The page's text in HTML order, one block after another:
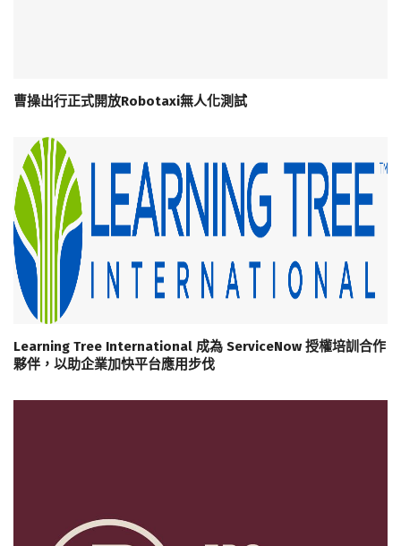
曹操出行正式開放Robotaxi無人化測試
Learning Tree International 成為 ServiceNow 授權培訓合作
夥伴，以助企業加快平台應用步伐